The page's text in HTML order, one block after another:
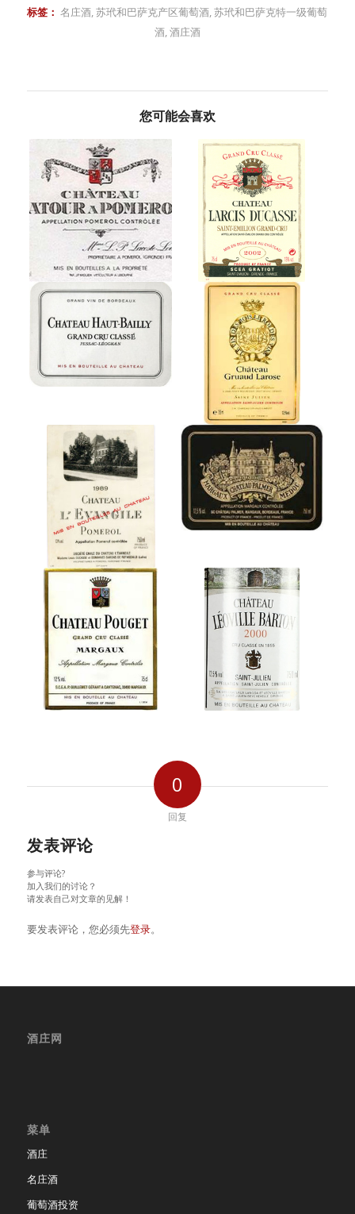
标签： 名庄酒,苏玳和巴萨克产区葡萄酒,苏玳和巴萨克特一级葡萄
酒,酒庄酒
您可能会喜欢
0
回复
发表评论
参与评论?
加入我们的讨论？
请发表自己对文章的见解！
要发表评论，您必须先登录。
酒庄网
菜单
酒庄
名庄酒
葡萄酒投资